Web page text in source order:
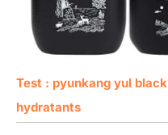
Test : pyunkang yul
hydratants